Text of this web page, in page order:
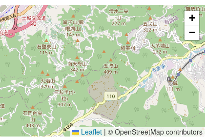
+
−
Leaflet | © OpenStreetMap contributors